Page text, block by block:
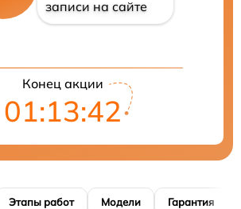
записи на сайте
Конец акции
01:13:41
Этапы работ Модели Гарантия